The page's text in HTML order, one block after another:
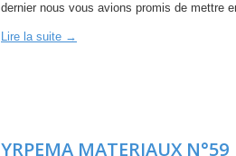
dernier nous vous avions promis de mettre
Lire la suite →
YRPEMA MATERIAUX N°59